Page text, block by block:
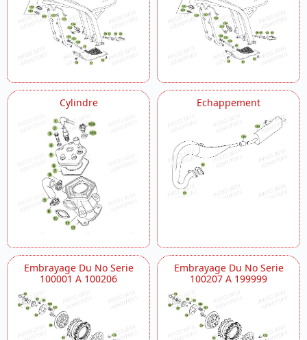
Cylindre Echappement
Embrayage Du No Serie
100001 A 100206
Embrayage Du No Serie
100207 A 199999